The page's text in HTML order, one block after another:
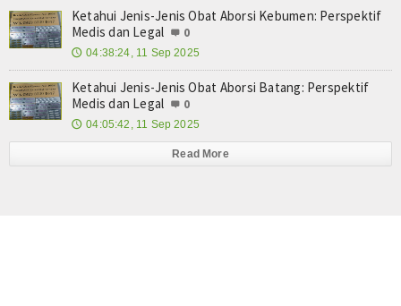
Ketahui Jenis-Jenis Obat Aborsi Kebumen: Perspektif
Medis dan Legal
0
🕔 04:38:24, 11 Sep 2025
Ketahui Jenis-Jenis Obat Aborsi Batang: Perspektif
Medis dan Legal
0
🕔 04:05:42, 11 Sep 2025
Read More